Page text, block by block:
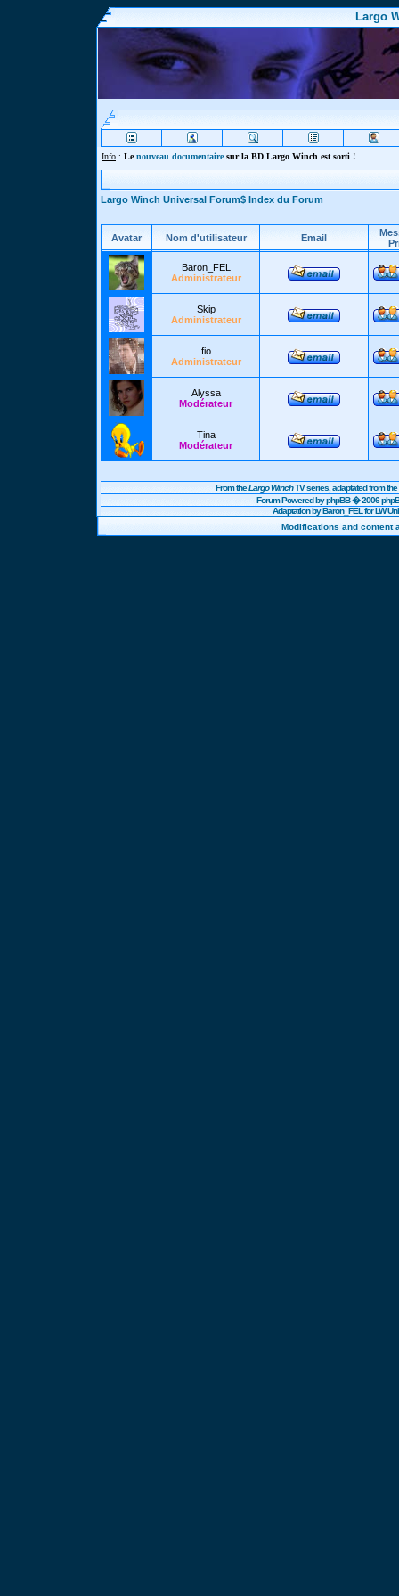
Largo
Info : Lenouveau documentairesur la BD Largo Winch est sorti !
Largo Winch Universal Forum$ Index du Forum
Avatar Nom d'utilisateur Email
Baron_FEL
Administrateur
Skip
Administrateur
fio
Administrateur
Alyssa
Modérateur
Tina
Modérateur
From theLargo WinchTV series, adaptated from
Forum Powered byphpBB� 2006
Adaptation by Baron_FEL for LW
Modifications and content